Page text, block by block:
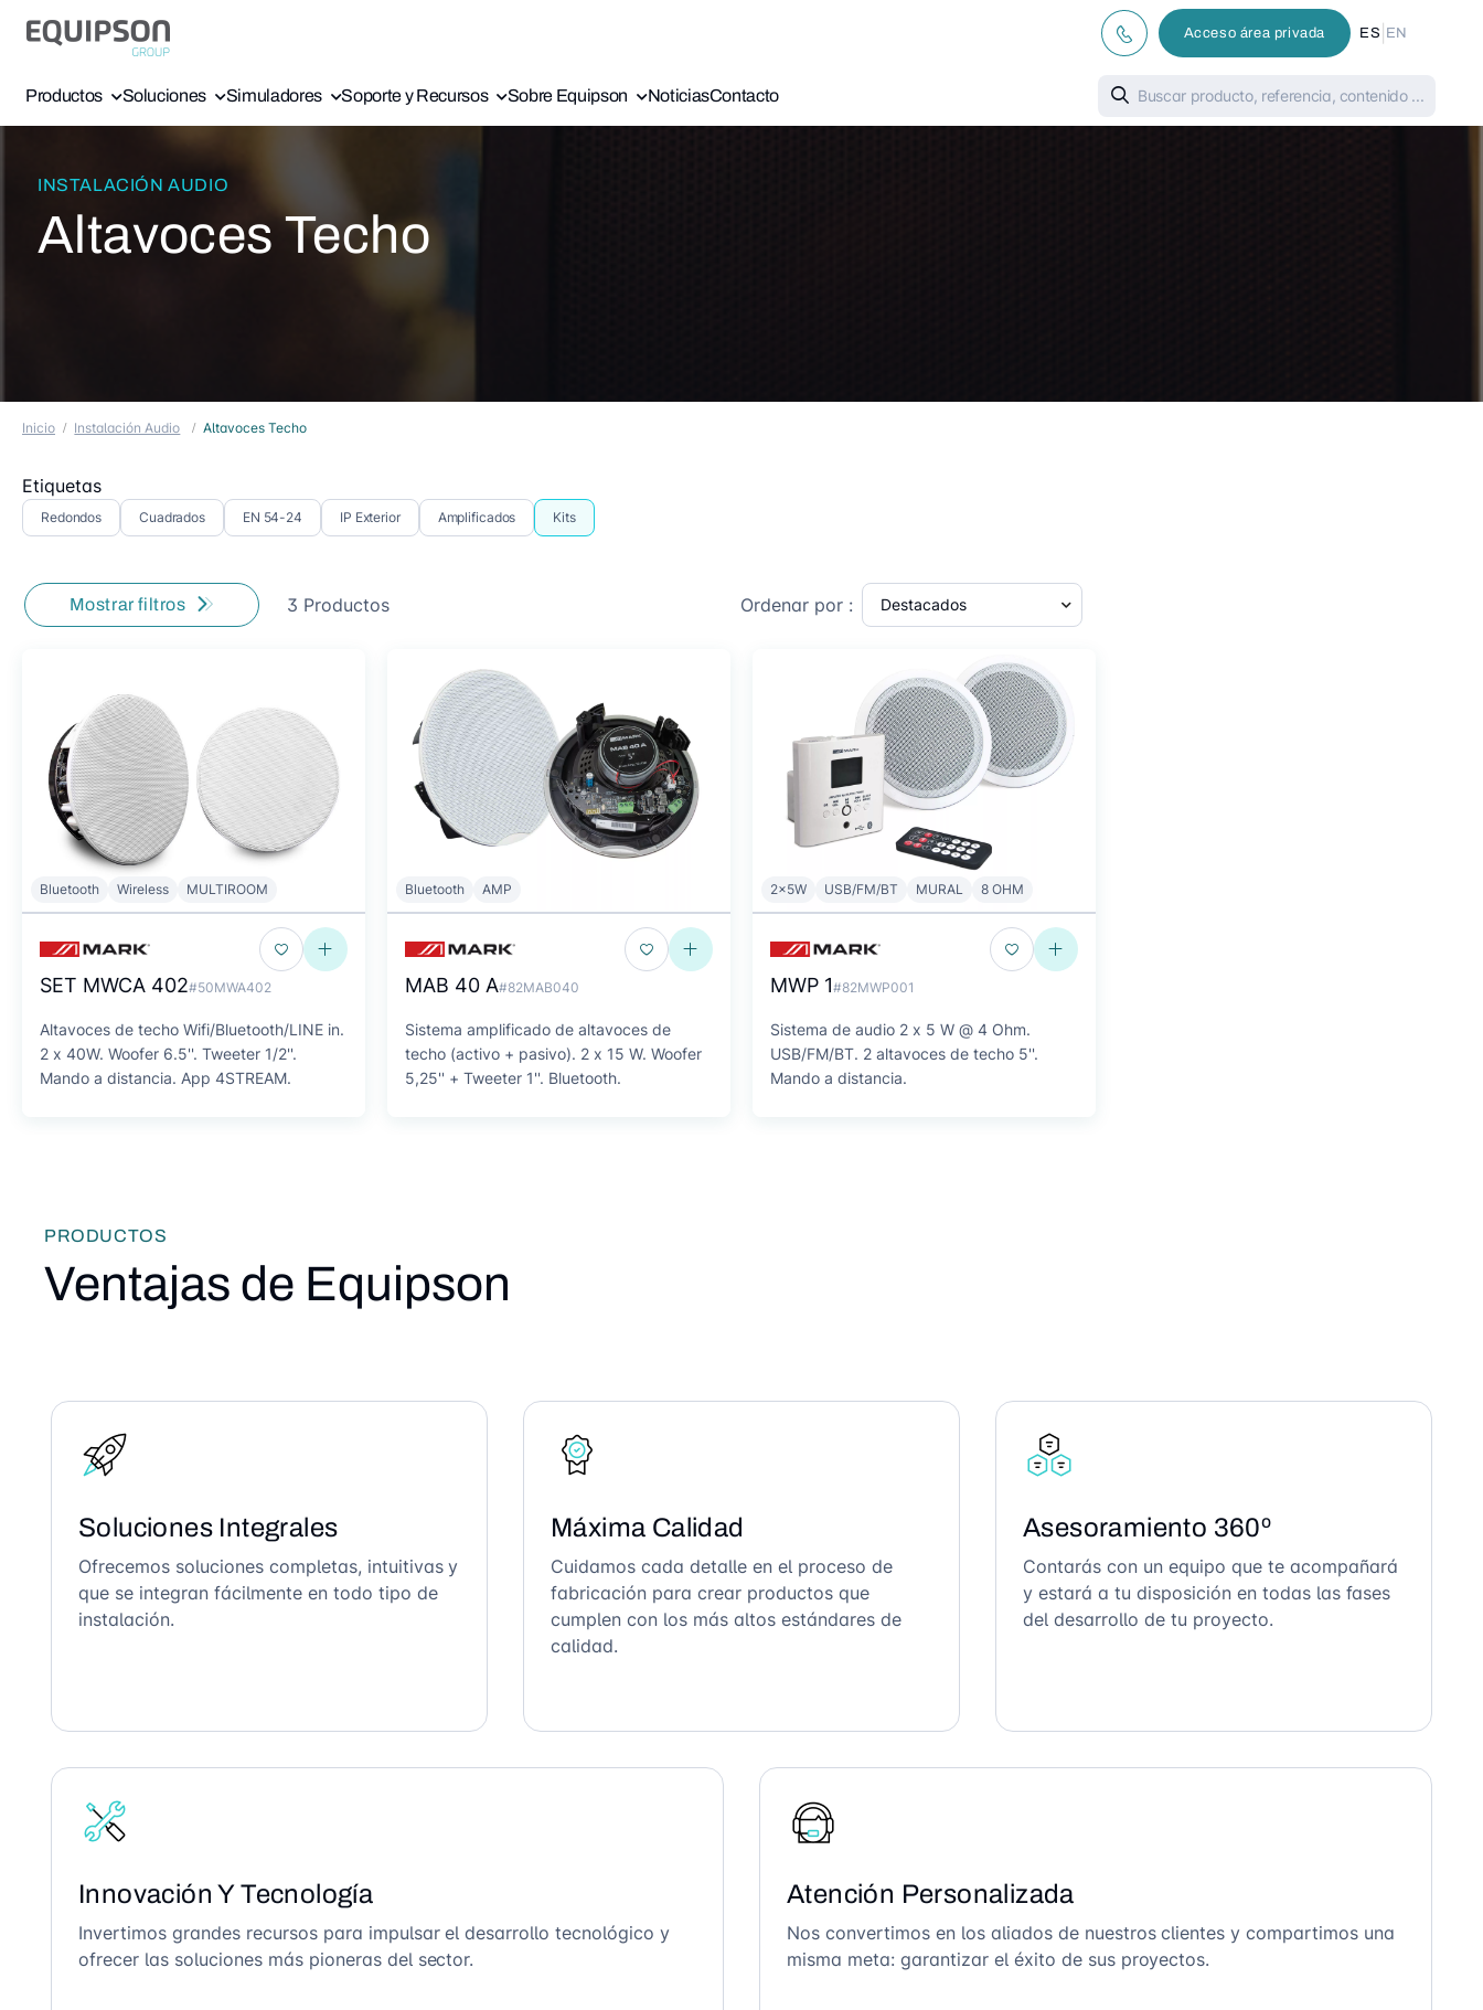
Acceso área privada ES EN
Productos Soluciones Simuladores Soporte y Recursos Sobre Equipson NoticiasContacto
INSTALACIÓN AUDIO
Altavoces Techo
Inicio Instalación Audio Altavoces Techo
Etiquetas
Redondos Cuadrados EN 54-24 IP Exterior Amplificados Kits
Mostrar filtros 3 Productos Ordenar por :
Bluetooth Wireless MULTIROOM
SET MWCA 402#50MWA402
Altavoces de techo Wifi/Bluetooth/LINE in.
2 x 40W. Woofer 6.5''. Tweeter 1/2''.
Mando a distancia. App 4STREAM.
Bluetooth AMP
MAB 40 A#82MAB040
Sistema amplificado de altavoces de
techo (activo + pasivo). 2 x 15 W. Woofer
5,25'' + Tweeter 1''. Bluetooth.
2x5W USB/FM/BT MURAL 8 OHM
MWP 1#82MWP001
Sistema de audio 2 x 5 W @ 4 Ohm.
USB/FM/BT. 2 altavoces de techo 5''.
Mando a distancia.
PRODUCTOS
Ventajas de Equipson
Soluciones Integrales
Ofrecemos soluciones completas, intuitivas y
que se integran fácilmente en todo tipo de
instalación.
Máxima Calidad
Cuidamos cada detalle en el proceso de
fabricación para crear productos que
cumplen con los más altos estándares de
calidad.
Asesoramiento 360º
Contarás con un equipo que te acompañará
y estará a tu disposición en todas las fases
del desarrollo de tu proyecto.
Innovación Y Tecnología
Invertimos grandes recursos para impulsar el desarrollo tecnológico y
ofrecer las soluciones más pioneras del sector.
Atención Personalizada
Nos convertimos en los aliados de nuestros clientes y compartimos una
misma meta: garantizar el éxito de sus proyectos.